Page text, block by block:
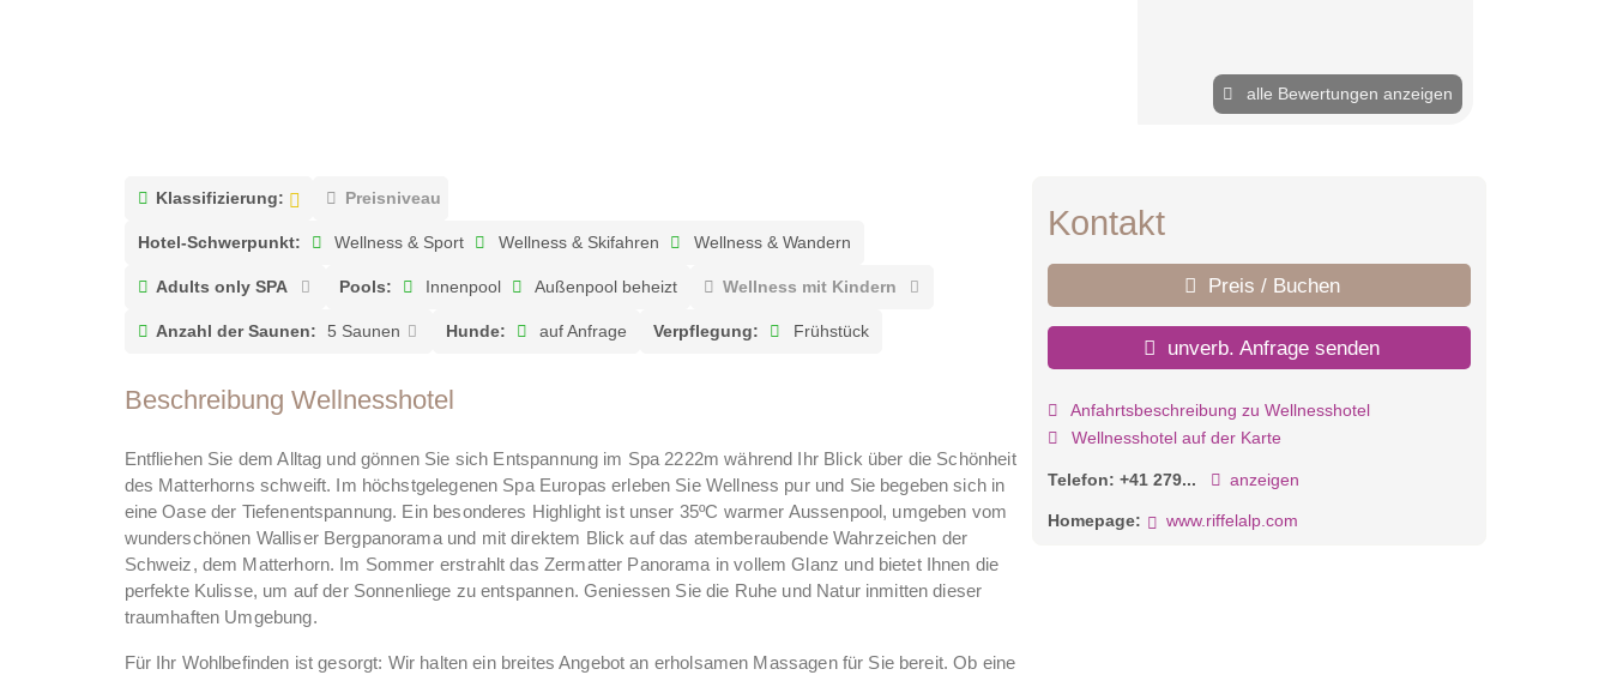
alle Bewertungen anzeigen
Klassifizierung: Preisniveau
Hotel-Schwerpunkt: Wellness & Sport Wellness & Skifahren Wellness & Wandern
Adults only SPA Pools: Innenpool Außenpool beheizt Wellness mit Kindern
Anzahl der Saunen: 5 Saunen Hunde: auf Anfrage Verpflegung: Frühstück
Beschreibung Wellnesshotel
Entfliehen Sie dem Alltag und gönnen Sie sich Entspannung im Spa 2222m während Ihr Blick über die Schönheit
des Matterhorns schweift. Im höchstgelegenen Spa Europas erleben Sie Wellness pur und Sie begeben sich in
eine Oase der Tiefenentspannung. Ein besonderes Highlight ist unser 35ºC warmer Aussenpool, umgeben vom
wunderschönen Walliser Bergpanorama und mit direktem Blick auf das atemberaubende Wahrzeichen der
Schweiz, dem Matterhorn. Im Sommer erstrahlt das Zermatter Panorama in vollem Glanz und bietet Ihnen die
perfekte Kulisse, um auf der Sonnenliege zu entspannen. Geniessen Sie die Ruhe und Natur inmitten dieser
traumhaften Umgebung.
Für Ihr Wohlbefinden ist gesorgt: Wir halten ein breites Angebot an erholsamen Massagen für Sie bereit. Ob eine
Kontakt
Preis / Buchen
unverb. Anfrage senden
Anfahrtsbeschreibung zu Wellnesshotel
Wellnesshotel auf der Karte
Telefon:+41 279... anzeigen
Homepage: www.riffelalp.com